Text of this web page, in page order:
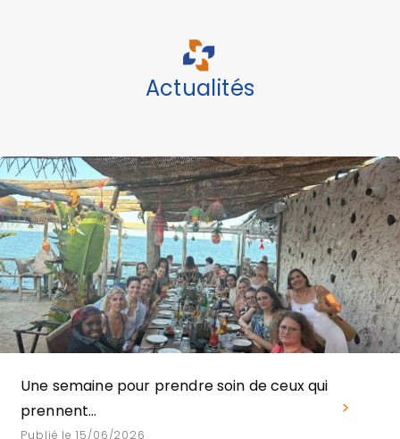
Actualités
Une semaine pour prendre soin de ceux qui
prennent…
Publié le 15/06/2026